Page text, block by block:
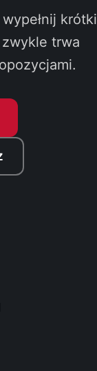
krótki
trwa